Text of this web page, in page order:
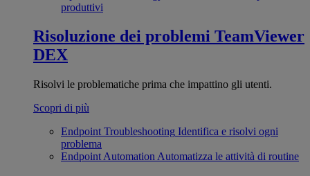
produttivi
Risoluzione dei problemi TeamViewer
DEX
Risolvi le problematiche prima che impattino gli utenti.
Scopri di più
Endpoint Troubleshooting Identifica e risolvi ogni
problema
Endpoint Automation Automatizza le attività di routine